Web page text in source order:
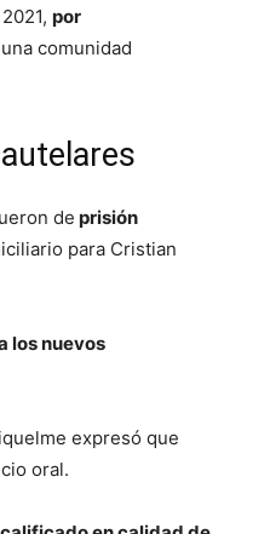
por
comunidad
de prisión
para Cristian
los nuevos
expresó que
oral.